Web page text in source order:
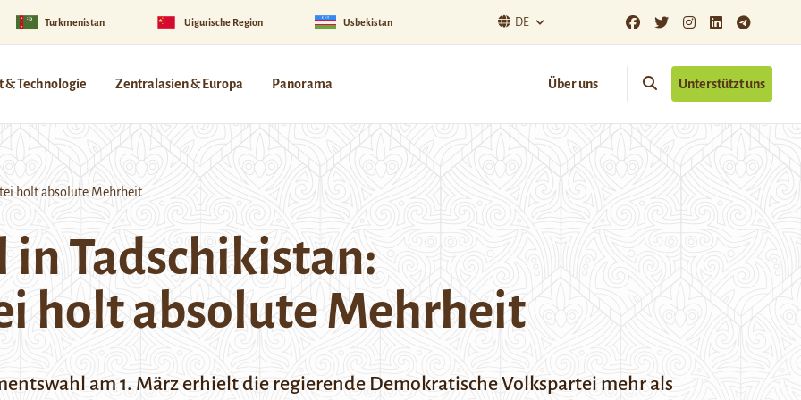
Turkmenistan Uigurische Region Usbekistan DE
& Technologie Zentralasien & Europa Panorama Über uns Unterstützt uns
holt absolute Mehrheit
Tadschikistan:
holt absolute Mehrheit
am 1. März erhielt die regierende Demokratische Volkspartei mehr als